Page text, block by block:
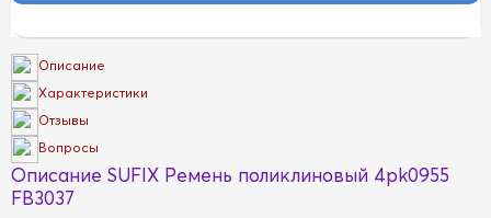
Описание
Характеристики
Отзывы
Вопросы
Описание SUFIX Ремень поликлиновый 4pk0955
FB3037